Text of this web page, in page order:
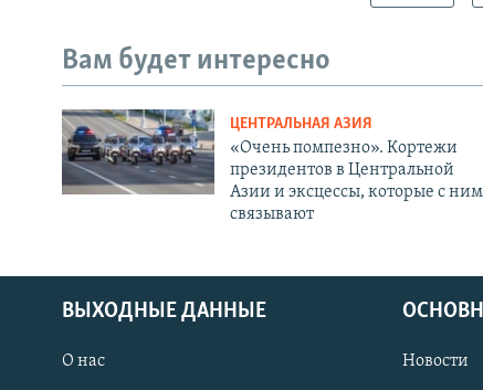
Вам будет интересно
ЦЕНТРАЛЬНАЯ АЗИЯ
«Очень помпезно». Кортежи
президентов в Центральной
Азии и эксцессы, которые с
связывают
ВЫХОДНЫЕ ДАННЫЕ
О нас Новости